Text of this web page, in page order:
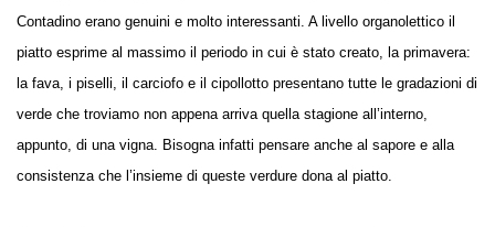
Contadino erano genuini e molto interessanti. A livello organolettico il
piatto esprime al massimo il periodo in cui è stato creato, la primavera:
la fava, i piselli, il carciofo e il cipollotto presentano tutte le gradazioni di
verde che troviamo non appena arriva quella stagione all’interno,
appunto, di una vigna. Bisogna infatti pensare anche al sapore e alla
consistenza che l’insieme di queste verdure dona al piatto.